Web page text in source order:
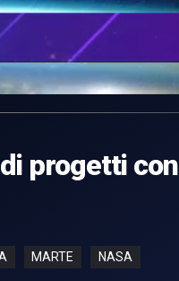
progetti con
MARTE NASA